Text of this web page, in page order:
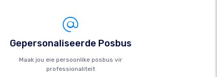
Gepersonaliseerde Posbus
Maak jou eie persoonlike posbus vir
professionaliteit